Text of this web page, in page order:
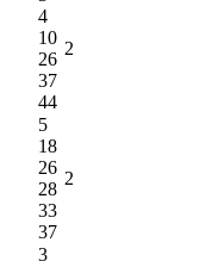
4
10
26
37
44
2
5
18
26
28
33
37
2
3